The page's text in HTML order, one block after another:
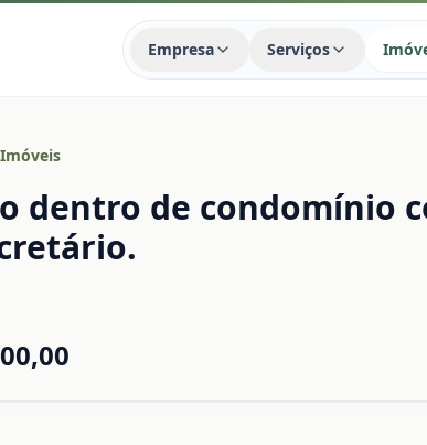
Empresa Serviços
dentro de condomínio